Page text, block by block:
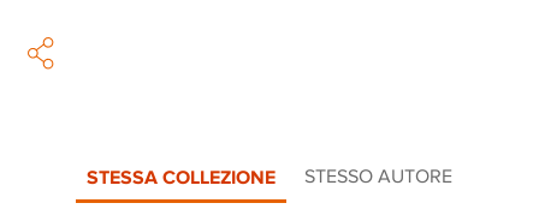
STESSA COLLEZIONE STESSO AUTORE